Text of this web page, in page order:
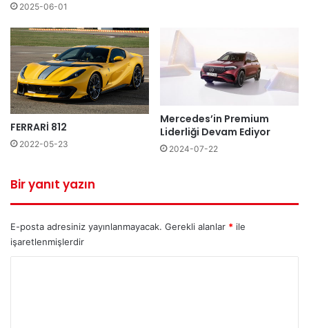
2025-06-01
FERRARİ 812
2022-05-23
Mercedes’in Premium
Liderliği Devam Ediyor
2024-07-22
Bir yanıt yazın
E-posta adresiniz yayınlanmayacak. Gerekli alanlar * ile
işaretlenmişlerdir